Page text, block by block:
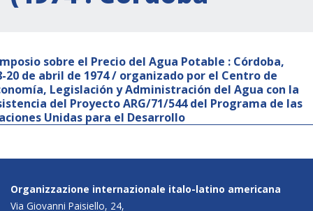
sobre el Precio del Agua Potable : Córdoba,
20 de abril de 1974 / organizado por el Centro de
Legislación y Administración del Agua con la
del Proyecto ARG/71/544 del Programa de las
Unidas para el Desarrollo
Organizzazione internazionale italo-latino americana
Via Giovanni Paisiello, 24,